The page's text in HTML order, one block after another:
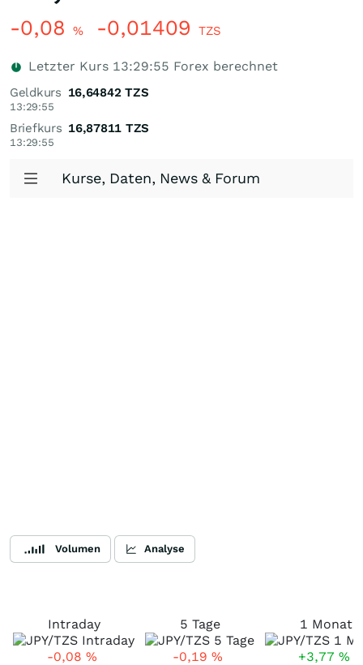
-0,08 % -0,01409 TZS
Letzter Kurs 13:29:55 Forex berechnet
Geldkurs
13:29:55
16,64842 TZS
Briefkurs
13:29:55
16,87811 TZS
Kurse, Daten, News & Forum
Volumen Analyse
Intraday
-0,08 %
5 Tage
-0,19 %
1 Monat
+3,77 %